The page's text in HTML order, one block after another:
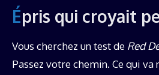
Épris qui croyait
Vous cherchez un test de Red
Passez votre chemin. Ce qui va